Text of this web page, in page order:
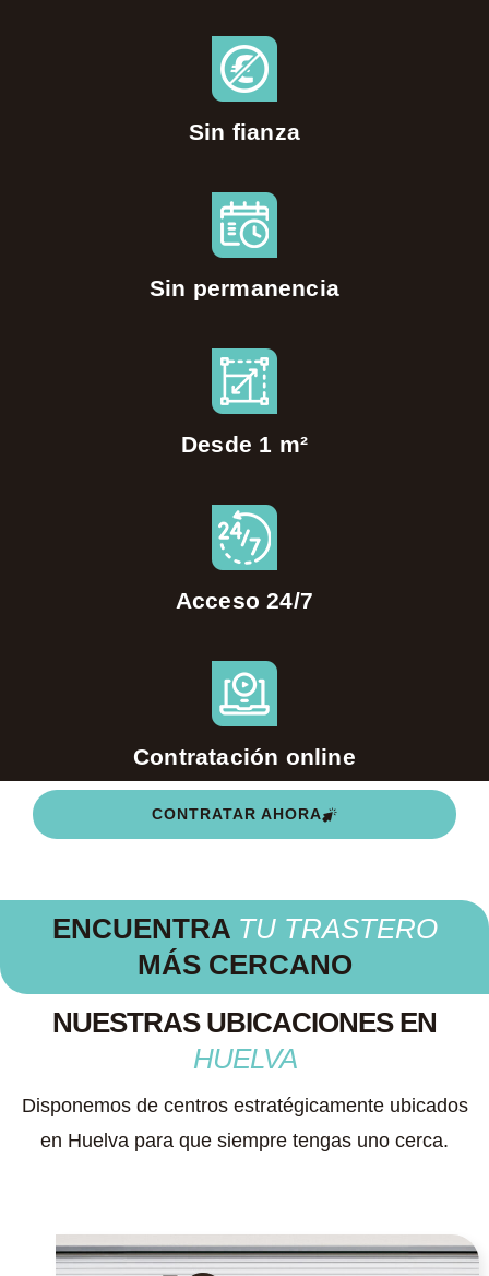
Sin fianza
Sin permanencia
Desde 1 m²
Acceso 24/7
Contratación online
CONTRATAR AHORA
ENCUENTRA TU TRASTERO
MÁS CERCANO
NUESTRAS UBICACIONES EN
HUELVA
Disponemos de centros estratégicamente ubicados
en Huelva para que siempre tengas uno cerca.